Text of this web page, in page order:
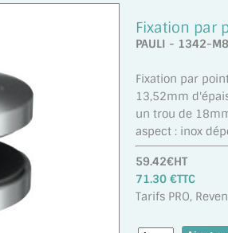
Fixation par
PAULI - 1342-M8
Fixation par
13,52mm
un trou de
aspect : inox
59.42€HT
71.30 €TTC
Tarifs PRO,